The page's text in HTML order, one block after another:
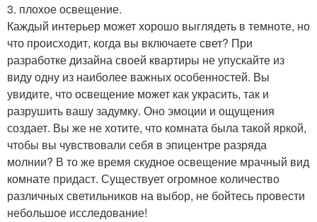
3. плохое освещение.
Каждый интерьер может хорошо выглядеть в темноте, но
что происходит, когда вы включаете свет? При
разработке дизайна своей квартиры не упускайте из
виду одну из наиболее важных особенностей. Вы
увидите, что освещение может как украсить, так и
разрушить вашу задумку. Оно эмоции и ощущения
создает. Вы же не хотите, что комната была такой яркой,
чтобы вы чувствовали себя в эпицентре разряда
молнии? В то же время скудное освещение мрачный вид
комнате придаст. Существует огромное количество
различных светильников на выбор, не бойтесь провести
небольшое исследование!